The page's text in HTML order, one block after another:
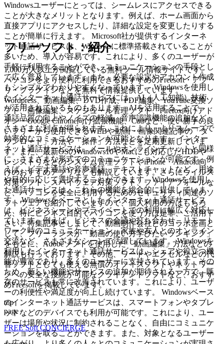
Windowsユーザーにとっては、シームレスにアクセスできる
ことが大きなメリットとなります。例えば、ホーム画面から
直接アプリにアクセスしたり、詳細な設定を変更したりする
ことが簡単に行えます。 Microsoft社が提供するインターネ
ット通話サービスは、Windowsに標準搭載されていることが
多いため、導入が容易です。これにより、多くのユーザーが
手軽に利用することができ、コミュニケーションの手段とし
て広く普及しています。また、必要な設定やアカウント作成
もシンプルでわかりやすくなっています。 Windowsを使用し
たインターネット通話サービスには、AI（人工知能）技術
が活用されているものもあります。AIを活用することで、
通話品質の向上やノイズの軽減、音声認識機能の追加など、
さまざまな利点が得られます。これにより、よりスムーズで
効率的なコミュニケーションが可能となります。 インター
ネット通話サービスは、メールやオンラインチャットと同様
に、さまざまな形式でのコミュニケーションが可能です。例
えば、ビデオ通話や音声通話、テキストチャットなど、用途
や目的に応じて選択することができます。Windowsを使用し
た通話サービスは、これらの機能を総合的に提供していま
す。 Windowsをベースとしたインターネット通話サービス
は、ビジネスシーンやプライベートでの利用に幅広く対応し
ています。例えば、ビジネスの会議や打ち合わせ、リモート
ワーク時のコミュニケーション、家族や友人とのオンライン
交流など、さまざまなシーンで活躍しています。 Windowsを
利用したインターネット通話サービスは、シェアや役立つ機
能が豊富であり、多くのユーザーに支持されています。その
ため、新しい機能やサービスの追加が期待される一方で、既
存のサービスも常に改善されています。これにより、ユーザ
ーの利便性や満足度が向上し続けています。 Windowsベース
のインターネット通話サービスは、スマートフォンやタブレ
ットなどのデバイスでも利用が可能です。これにより、ユー
ザーは場所や状況に制約されることなく、自由にコミュニケ
ーションを取ることができます。また、対象となるユーザー
フリーソフト：紹介
1,000万人以上が閲覧している無料ツール情報サイトです。
パソコンをより便利に利用できるおすすめのFreesoft・アプ
リ・プラグインなどを無料で情報提供しています。
Wordpress、動画編集、DVD作成、PDF編集、YouTube変換ソ
フト、画像編集、スケジュール管理ソフト、Firefox向けアド
オン・Google Chrome向け拡張機能、Cadなど、使い勝手の良
いフリーから使用できるWEBや動画・画像関連記事の「ダ
ウンロード」方法や「操作」方法などを定期更新していま
す。また、最新OSのWindows10やMacにも対応したHDDや
レジストリなどのシステム管理ソフトやiPhone・Android向
けのおすすめアプリなども解説しています。さらにウイルス
対策ソフト、スパイウェア対策ソフト、ファイアフォールな
ど、パソコンを安全に利用するためのセキュリティ関連のソ
フトウェアも紹介していますので、個人利用の方はもちろ
ん、特にビジネス目的でパソコンを使う方は是非、ご活用下
さい。特集記事としまして、動画制作会社とのコラボ企画と
して、フリーランスが「動画の使い方学びたいランキング」
をもとに、Adobeソフトを使用した「動画編集」方法などの
解説も行っております。その他、ワードやエクセルなどの代
替ソフトとしても使える無償のオフィスソフトやネットワー
クへの安全な接続が可能なクライアントソフトなど、おすす
めFreesoftを掲載しています。
top
page
FREE Soft CONCIERGE